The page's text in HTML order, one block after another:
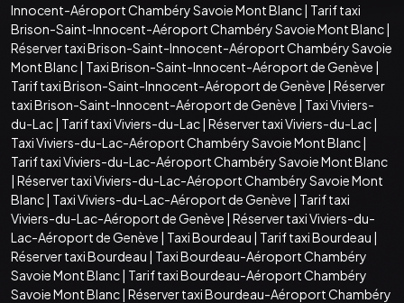
Innocent-Aéroport Chambéry Savoie Mont Blanc| Tarif taxi
Brison-Saint-Innocent-Aéroport Chambéry Savoie Mont Blanc|
Réserver taxi Brison-Saint-Innocent-Aéroport Chambéry Savoie
Mont Blanc| Taxi Brison-Saint-Innocent-Aéroport de Genève |
Tarif taxi Brison-Saint-Innocent-Aéroport de Genève | Réserver
taxi Brison-Saint-Innocent-Aéroport de Genève | Taxi Viviers-
du-Lac| Tarif taxi Viviers-du-Lac| Réserver taxi Viviers-du-Lac|
Taxi Viviers-du-Lac-Aéroport Chambéry Savoie Mont Blanc|
Tarif taxi Viviers-du-Lac-Aéroport Chambéry Savoie Mont Blanc
| Réserver taxi Viviers-du-Lac-Aéroport Chambéry Savoie Mont
Blanc| Taxi Viviers-du-Lac-Aéroport de Genève | Tarif taxi
Viviers-du-Lac-Aéroport de Genève | Réserver taxi Viviers-du-
Lac-Aéroport de Genève | Taxi Bourdeau | Tarif taxi Bourdeau |
Réserver taxi Bourdeau | Taxi Bourdeau-Aéroport Chambéry
Savoie Mont Blanc| Tarif taxi Bourdeau-Aéroport Chambéry
Savoie Mont Blanc| Réserver taxi Bourdeau-Aéroport Chambéry